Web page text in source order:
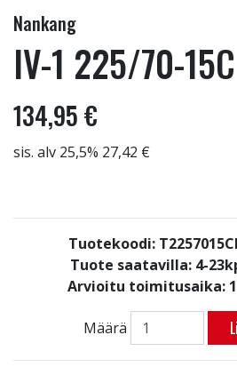
Nankang
IV-1 225/70-
134,95 €
sis. alv 25,5% 27,42 €
Tuotekoodi:
Tuote saatavilla: 4-
Arvioitu toimitusaika:
Määrä